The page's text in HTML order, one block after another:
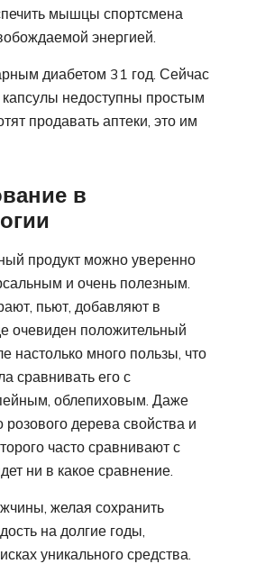
мышцы спортсмена
энергией.
диабетом 31 год. Сейчас
капсулы недоступны простым
продавать аптеки, это им
в
продукт можно уверенно
и очень полезным.
пьют, добавляют в
очевиден положительный
настолько много пользы, что
сравнивать его с
облепиховым. Даже
дерева свойства и
часто сравнивают с
ни в какое сравнение.
желая сохранить
на долгие годы,
уникального средства.